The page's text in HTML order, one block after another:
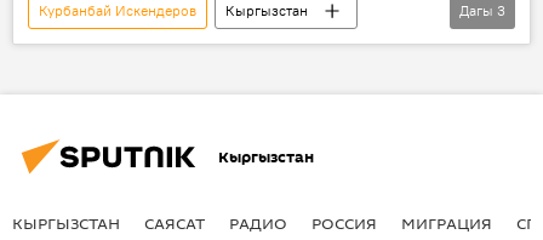
Курбанбай Искендеров
Кыргызстан
Коом
Жаңылыктар Тажикстан
Дагы 3
Кыргызстан
КЫРГЫЗСТАН САЯСАТ РАДИО РОССИЯ МИГРАЦИЯ